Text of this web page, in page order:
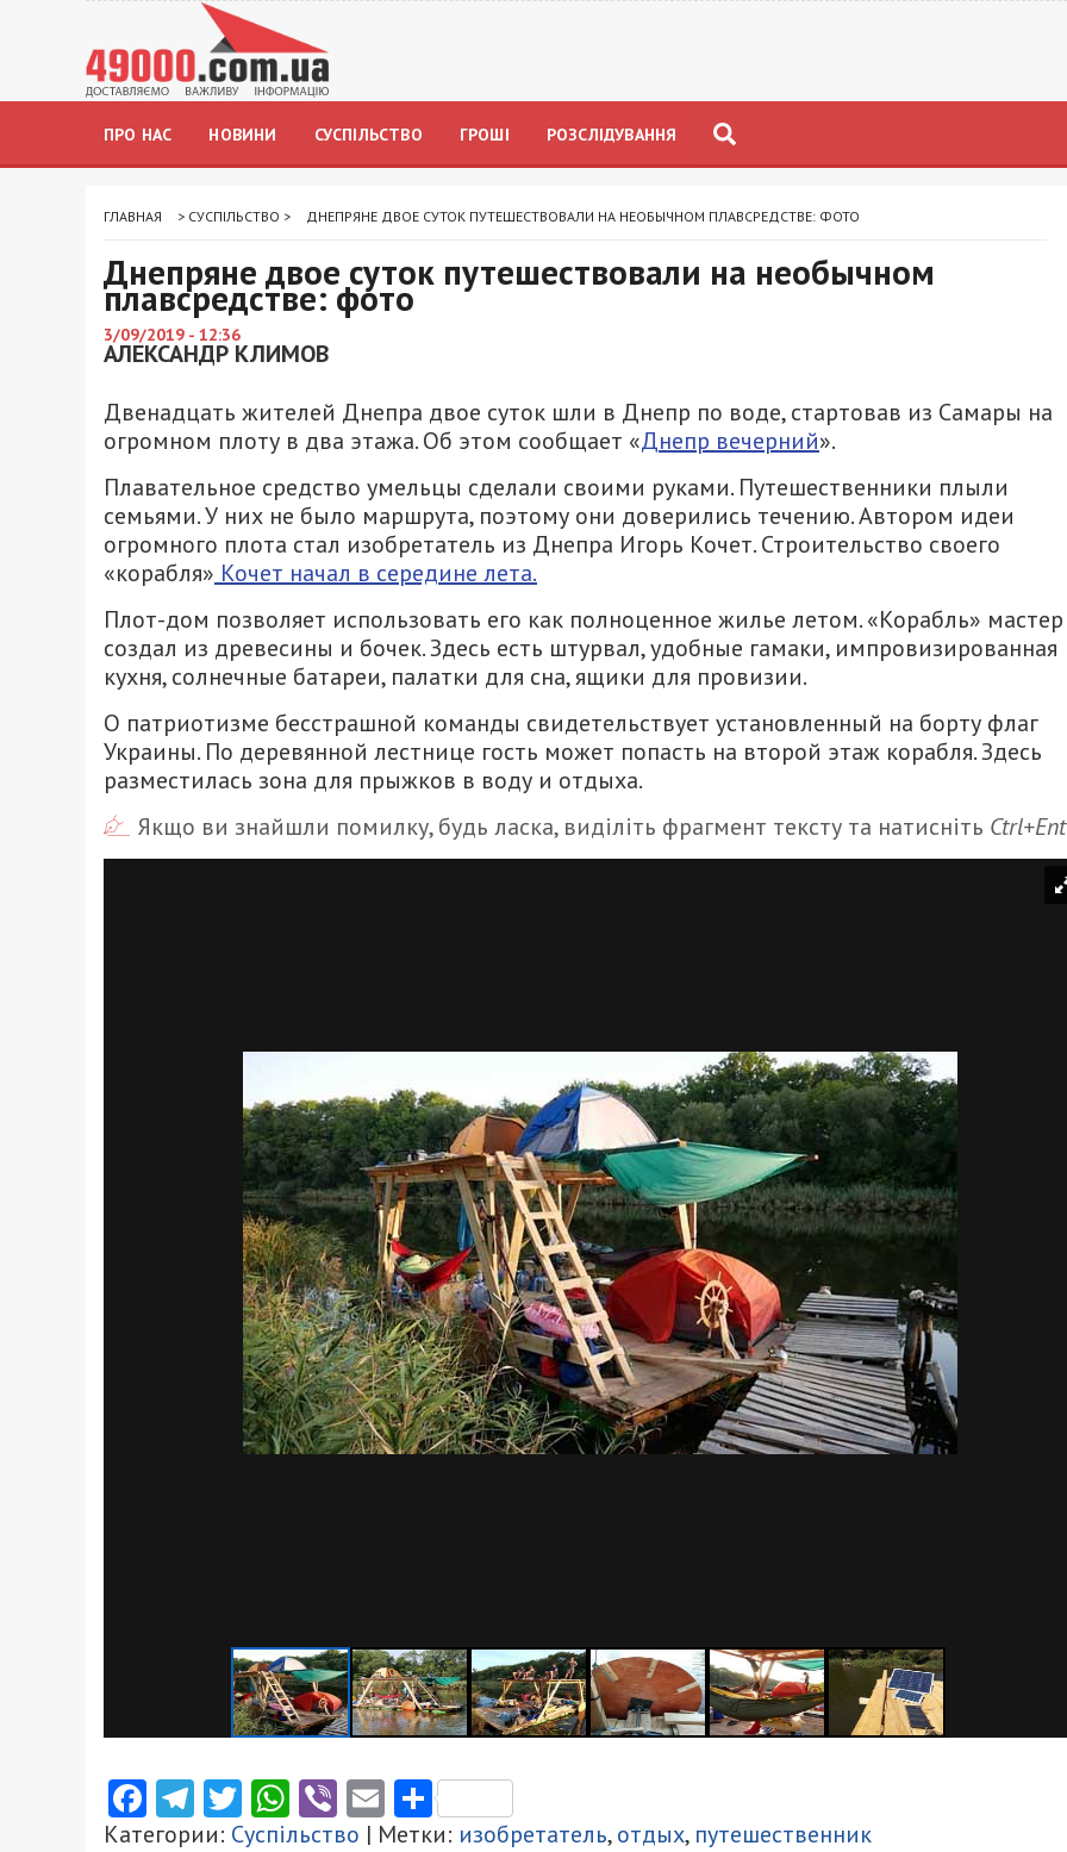
ПРО НАС НОВИНИ СУСПІЛЬСТВО ГРОШІ РОЗСЛІДУВАННЯ
ГЛАВНАЯ > СУСПІЛЬСТВО > ДНЕПРЯНЕ ДВОЕ СУТОК ПУТЕШЕСТВОВАЛИ НА НЕОБЫЧНОМ ПЛАВСРЕДСТВЕ: ФОТО
Днепряне двое суток путешествовали на необычном
плавсредстве: фото
3/09/2019 - 12:36
АЛЕКСАНДР КЛИМОВ
Двенадцать жителей Днепра двое суток шли в Днепр по воде, стартовав из Самары на
огромном плоту в два этажа. Об этом сообщает «Днепр вечерний».
Плавательное средство умельцы сделали своими руками. Путешественники плыли
семьями. У них не было маршрута, поэтому они доверились течению. Автором идеи
огромного плота стал изобретатель из Днепра Игорь Кочет. Строительство своего
«корабля» Кочет начал в середине лета.
Плот-дом позволяет использовать его как полноценное жилье летом. «Корабль» мастер
создал из древесины и бочек. Здесь есть штурвал, удобные гамаки, импровизированная
кухня, солнечные батареи, палатки для сна, ящики для провизии.
О патриотизме бесстрашной команды свидетельствует установленный на борту флаг
Украины. По деревянной лестнице гость может попасть на второй этаж корабля. Здесь
разместилась зона для прыжков в воду и отдыха.
Якщо ви знайшли помилку, будь ласка, виділіть фрагмент тексту та натисніть
Facebook
Telegram
Twitter
WhatsApp
ViberEmailПоділитися
Категории: Суспільство | Метки: изобретатель,отдых, путешественник